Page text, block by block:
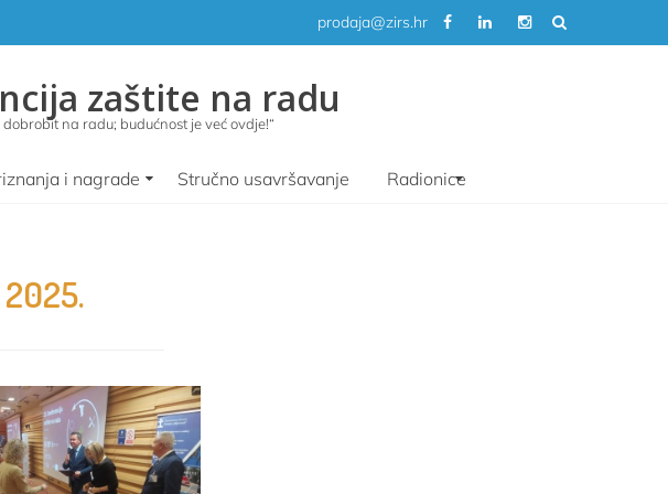
prodaja@zirs.hr
zaštite na radu
dobrobit na radu; budućnost je već ovdje!“
i nagrade Stručno usavršavanje Radionice